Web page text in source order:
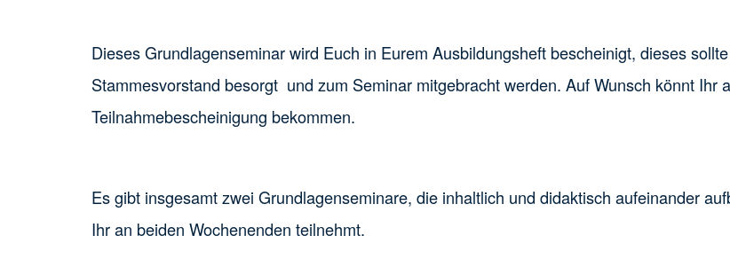
Dieses Grundlagenseminar wird Euch in Eurem Ausbildungsheft bescheinigt, dieses
Stammesvorstand besorgt und zum Seminar mitgebracht werden. Auf Wunsch könnt Ihr
Teilnahmebescheinigung bekommen.
Es gibt insgesamt zwei Grundlagenseminare, die inhaltlich und didaktisch aufeinander
Ihr an beiden Wochenenden teilnehmt.